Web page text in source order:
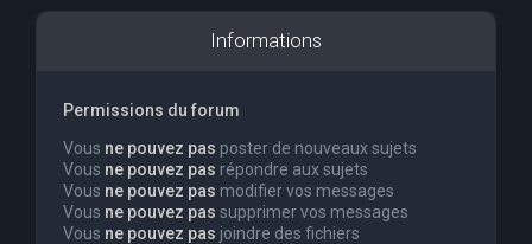
Informations
Permissions du forum
Vous ne pouvez pas poster de nouveaux sujets
Vous ne pouvez pas répondre aux sujets
Vous ne pouvez pas modifier vos messages
Vous ne pouvez pas supprimer vos messages
Vous ne pouvez pas joindre des fichiers